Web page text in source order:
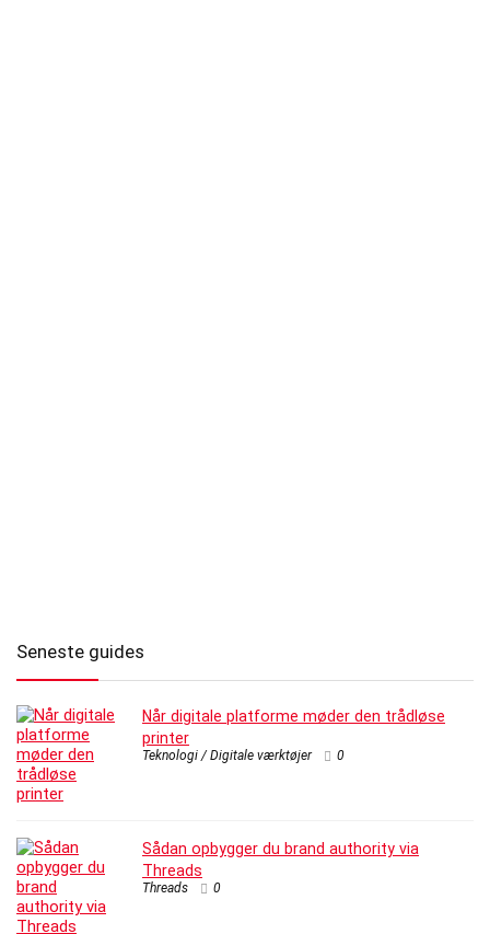
Seneste guides
Når digitale platforme møder den trådløse
printer
Teknologi / Digitale værktøjer 0
Sådan opbygger du brand authority via
Threads
Threads 0